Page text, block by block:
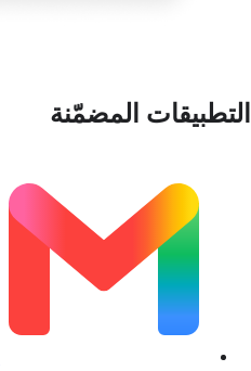
التطبيقات المضمّنة